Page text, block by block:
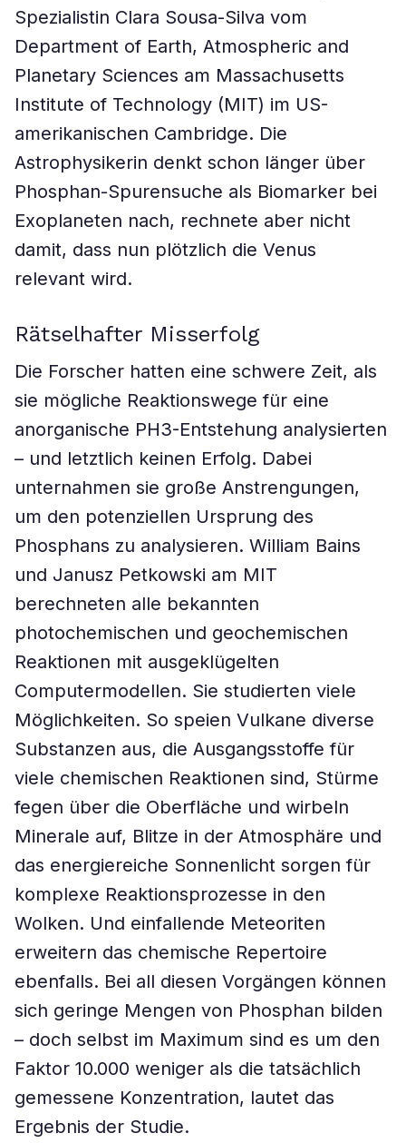
Spezialistin Clara Sousa-Silva vom
Department of Earth, Atmospheric and
Planetary Sciences am Massachusetts
Institute of Technology (MIT) im US-
amerikanischen Cambridge. Die
Astrophysikerin denkt schon länger über
Phosphan-Spurensuche als Biomarker bei
Exoplaneten nach, rechnete aber nicht
damit, dass nun plötzlich die Venus
relevant wird.
Rätselhafter Misserfolg
Die Forscher hatten eine schwere Zeit, als
sie mögliche Reaktionswege für eine
anorganische PH3-Entstehung analysierten
– und letztlich keinen Erfolg. Dabei
unternahmen sie große Anstrengungen,
um den potenziellen Ursprung des
Phosphans zu analysieren. William Bains
und Janusz Petkowski am MIT
berechneten alle bekannten
photochemischen und geochemischen
Reaktionen mit ausgeklügelten
Computermodellen. Sie studierten viele
Möglichkeiten. So speien Vulkane diverse
Substanzen aus, die Ausgangsstoffe für
viele chemischen Reaktionen sind, Stürme
fegen über die Oberfläche und wirbeln
Minerale auf, Blitze in der Atmosphäre und
das energiereiche Sonnenlicht sorgen für
komplexe Reaktionsprozesse in den
Wolken. Und einfallende Meteoriten
erweitern das chemische Repertoire
ebenfalls. Bei all diesen Vorgängen können
sich geringe Mengen von Phosphan bilden
– doch selbst im Maximum sind es um den
Faktor 10.000 weniger als die tatsächlich
gemessene Konzentration, lautet das
Ergebnis der Studie.